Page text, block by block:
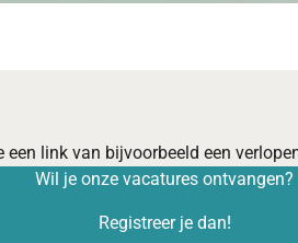
link van bijvoorbeeld een
Wil je onze vacatures ontvangen?
Registreer je dan!